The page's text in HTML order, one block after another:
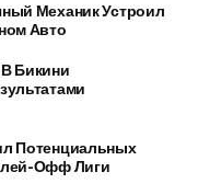
Механик Устроил
Авто
Бикини
Потенциальных
Офф Лиги